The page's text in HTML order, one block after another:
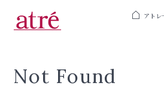
アトレ
Not Found